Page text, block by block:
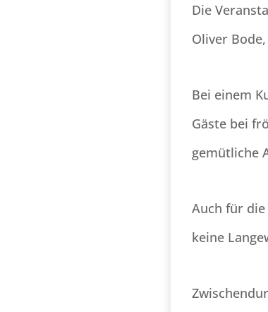
Die
Oliver
Bei einem
Gäste bei
gemütliche
Auch für
keine